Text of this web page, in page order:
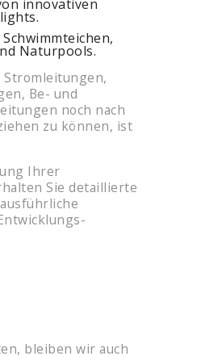
innovativen
Naturpools.
Stromleitungen,
Be- und
noch nach
zu können, ist
Ihrer
Sie detaillierte
bleiben wir auch